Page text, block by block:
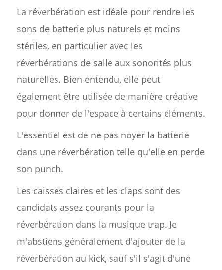
La réverbération est idéale pour rendre les
sons de batterie plus naturels et moins
stériles, en particulier avec les
réverbérations de salle aux sonorités plus
naturelles. Bien entendu, elle peut
également être utilisée de manière créative
pour donner de l'espace à certains éléments.
L'essentiel est de ne pas noyer la batterie
dans une réverbération telle qu'elle en perde
son punch.
Les caisses claires et les claps sont des
candidats assez courants pour la
réverbération dans la musique trap. Je
m'abstiens généralement d'ajouter de la
réverbération au kick, sauf s'il s'agit d'une